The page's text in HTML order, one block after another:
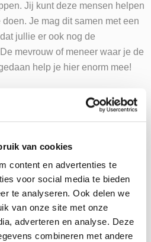
van cookies
content en advertenties te
voor social media te bieden
te analyseren. Ook delen we
van onze site met onze
adverteren en analyse. Deze
combineren met andere
Jij kunt deze mensen helpen
Je mag dit samen met een
jullie er ook nog de
mevrouw of meneer waar je de
help je hier enorm mee!
/ leuk vinden
en vind je het fijn om iemand
MaS
doen?